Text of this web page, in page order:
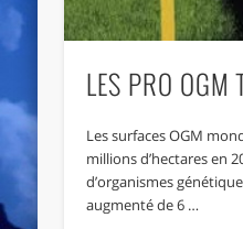
LES PRO OGM
Les surfaces OGM
millions d’hectares en
d’organismes
augmenté de 6 …